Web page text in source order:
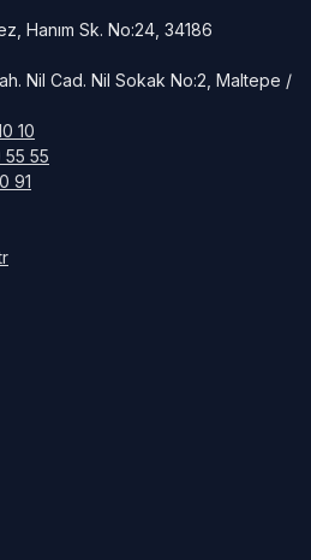
Hanım Sk. No:24, 34186
Nil Cad. Nil Sokak No:2, Maltepe /
10
55 55
91